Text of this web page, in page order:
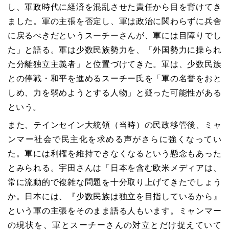
し、軍政時代に経済を混乱させた責任から目を背けてき
ました。軍の主張を否定し、軍は政治に関わらずに兵舎
に戻るべきだというスーチーさんが、軍には目障りでし
た」と語る。軍は少数民族勢力を、「外国勢力に操られ
た分離独立主義者」と位置づけてきた。軍は、少数民族
との停戦・和平を進めるスーチー氏を「軍の名誉をおと
しめ、力を弱めようとする人物」と疑った可能性がある
という。
また、テインセイン大統領（当時）の民政移管後、ミャ
ンマー社会で民主化を求める声がさらに強くなってい
た。軍には利権を維持できなくなるという懸念もあった
とみられる。宇田さんは「日本を含む欧米メディアは、
常に流動的で複雑な問題を十分取り上げてきたでしょう
か。日本には、『少数民族は独立を目指しているから』
という軍の主張をそのまま語る人もいます。ミャンマー
の現状を、軍とスーチーさんの対立とだけ捉えていて